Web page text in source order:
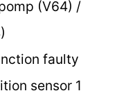
(V64) /
faulty
sensor 1